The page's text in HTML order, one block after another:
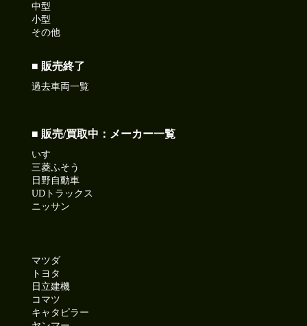
中型
小型
その他
■ 販売終了
過去車両一覧
■ 販売/買取中：メーカー一覧
いすゞ
三菱ふそう
日野自動車
UDトラックス
ニッサン
マツダ
トヨタ
日立建機
コマツ
キャタピラー